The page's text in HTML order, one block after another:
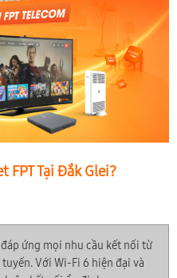
Tại Đắk Glei?
ứng mọi nhu cầu kết nối từ
Với Wi-Fi 6 hiện đại và